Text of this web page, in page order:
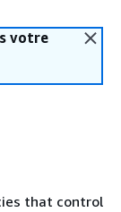
votre
that control